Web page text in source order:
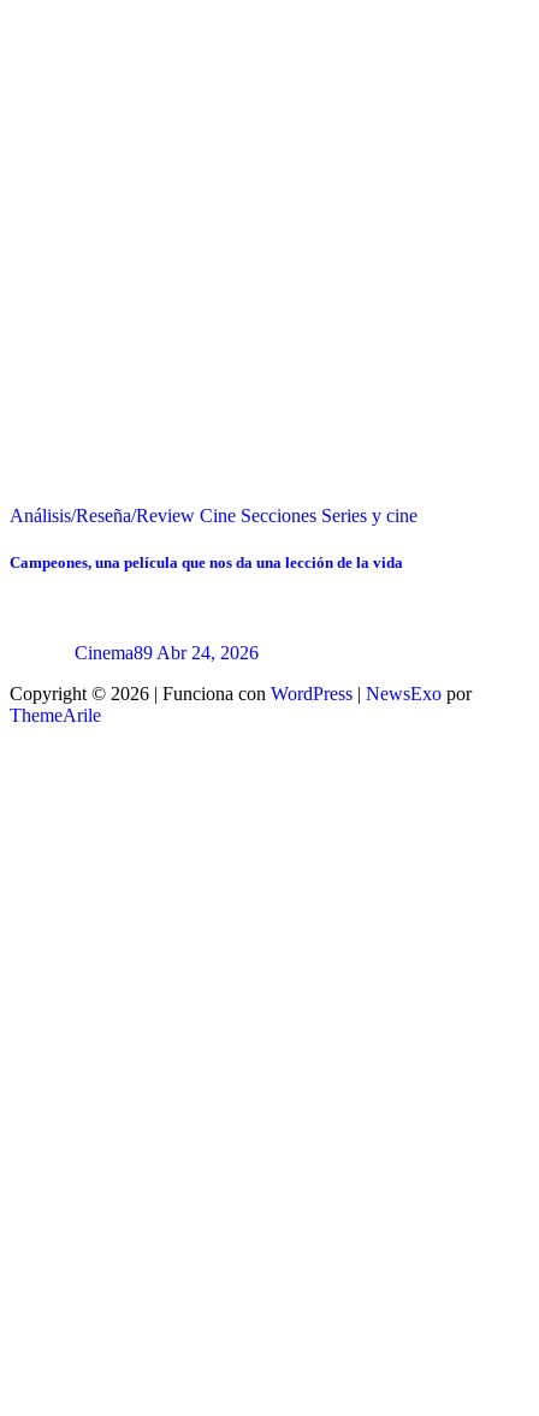
Análisis/Reseña/Review Cine Secciones Series y cine
Campeones, una película que nos da una lección de la vida
Cinema89 Abr 24, 2026
Copyright © 2026 | Funciona con WordPress | NewsExo por
ThemeArile